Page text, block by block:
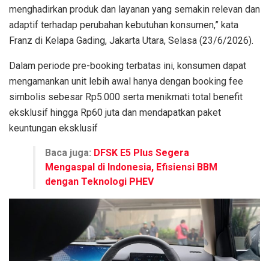
menghadirkan produk dan layanan yang semakin relevan dan
adaptif terhadap perubahan kebutuhan konsumen,” kata
Franz di Kelapa Gading, Jakarta Utara, Selasa (23/6/2026).
Dalam periode pre-booking terbatas ini, konsumen dapat
mengamankan unit lebih awal hanya dengan booking fee
simbolis sebesar Rp5.000 serta menikmati total benefit
eksklusif hingga Rp60 juta dan mendapatkan paket
keuntungan eksklusif
Baca juga: DFSK E5 Plus Segera
Mengaspal di Indonesia, Efisiensi BBM
dengan Teknologi PHEV